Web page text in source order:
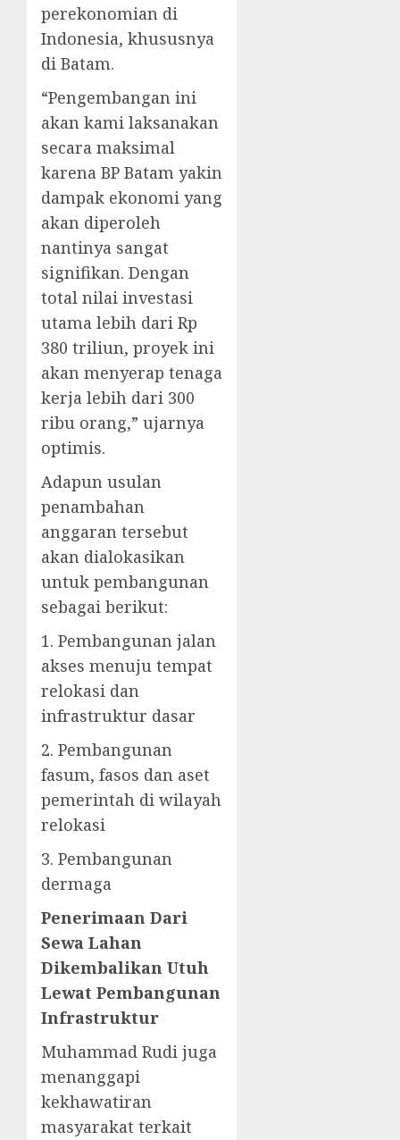
perekonomian di
Indonesia, khususnya
di Batam.
“Pengembangan ini
akan kami laksanakan
secara maksimal
karena BP Batam yakin
dampak ekonomi yang
akan diperoleh
nantinya sangat
signifikan. Dengan
total nilai investasi
utama lebih dari Rp
380 triliun, proyek ini
akan menyerap tenaga
kerja lebih dari 300
ribu orang,” ujarnya
optimis.
Adapun usulan
penambahan
anggaran tersebut
akan dialokasikan
untuk pembangunan
sebagai berikut:
1. Pembangunan jalan
akses menuju tempat
relokasi dan
infrastruktur dasar
2. Pembangunan
fasum, fasos dan aset
pemerintah di wilayah
relokasi
3. Pembangunan
dermaga
Penerimaan Dari
Sewa Lahan
Dikembalikan Utuh
Lewat Pembangunan
Infrastruktur
Muhammad Rudi juga
menanggapi
kekhawatiran
masyarakat terkait